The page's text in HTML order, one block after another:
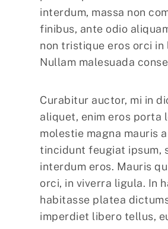
interdum, massa non
finibus, ante odio
non tristique eros orci in
Nullam malesuada
Curabitur auctor, mi in
aliquet, enim eros porta
molestie magna mauris
tincidunt feugiat ipsum,
interdum eros. Mauris
orci, in viverra ligula. In
habitasse platea
imperdiet libero tellus,